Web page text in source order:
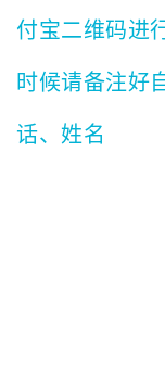
付宝二维码进
时候请备注好
话、姓名